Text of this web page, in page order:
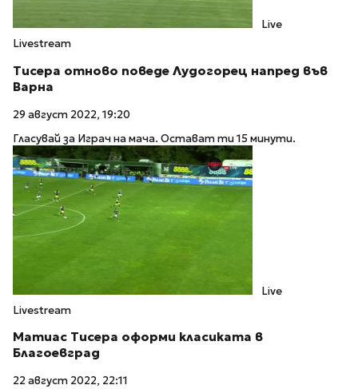
Live
Livestream
Тисера отново поведе Лудогорец напред във
Варна
29 август 2022, 19:20
Гласувай за Играч на мача. Остават ти 15 минути.
Live
Livestream
Матиас Тисера оформи класиката в
Благоевград
22 август 2022, 22:11